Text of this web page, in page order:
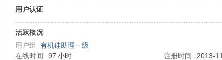
用户认证
活跃概况
用户组 有机硅助理一级
在线时间
97 小时 注册时间
2013-